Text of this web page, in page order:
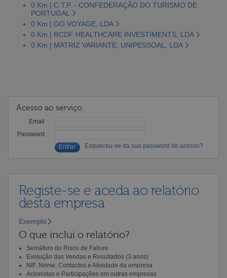
0 Km | C.T.P. - CONFEDERAÇÃO DO TURISMO DE
PORTUGAL
0 Km | GO VOYAGE, LDA
0 Km | RCDF HEALTHCARE INVESTIMENTS, LDA
0 Km | MATRIZ VARIANTE, UNIPESSOAL, LDA
Acesso ao serviço:
Email
Password
Esqueceu-se da sua password de acesso?
Registe-se e aceda ao relatório
desta empresa
Exemplo
O que inclui o relatório?
Semáforo do Risco de Failure
Evolução das Vendas e Resultados (3 anos)
NIF, Nome, Contactos e Atividade da empresa
Acionistas e Participações em outras empresas